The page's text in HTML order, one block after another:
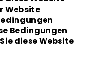
Website
Bedingungen
diese Website